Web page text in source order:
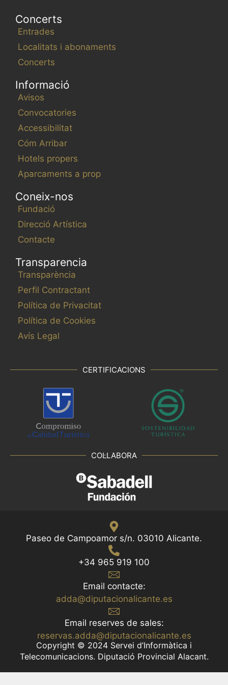
Concerts
Entrades
Localitats i abonaments
Concerts
Informació
Avisos
Convocatories
Accessibilitat
Cóm Arribar
Hotels propers
Aparcaments a prop
Coneix-nos
Fundació
Direcció Artística
Contacte
Transparencia
Transparència
Perfil Contractant
Política de Privacitat
Política de Cookies
Avís Legal
CERTIFICACIONS
COL·LABORA
Paseo de Campoamor s/n. 03010 Alicante.
+34 965 919 100
Email contacte:
adda@diputacionalicante.es
Email reserves de sales:
reservas.adda@diputacionalicante.es
Copyright © 2024 Servei d’Informàtica i
Telecomunicacions. Diputació Provincial Alacant.